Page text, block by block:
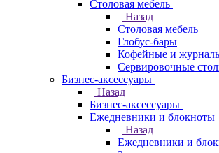
Столовая мебель
Назад
Столовая мебель
Глобус-бары
Кофейные и
Сервировочные
Бизнес-аксессуары
Назад
Бизнес-аксессуары
Ежедневники и блокноты
Назад
Ежедневники и